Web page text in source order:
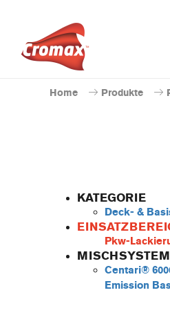
Home Produkte
KATEGORIE
Deck- &
Pkw-
Centari®
Emission